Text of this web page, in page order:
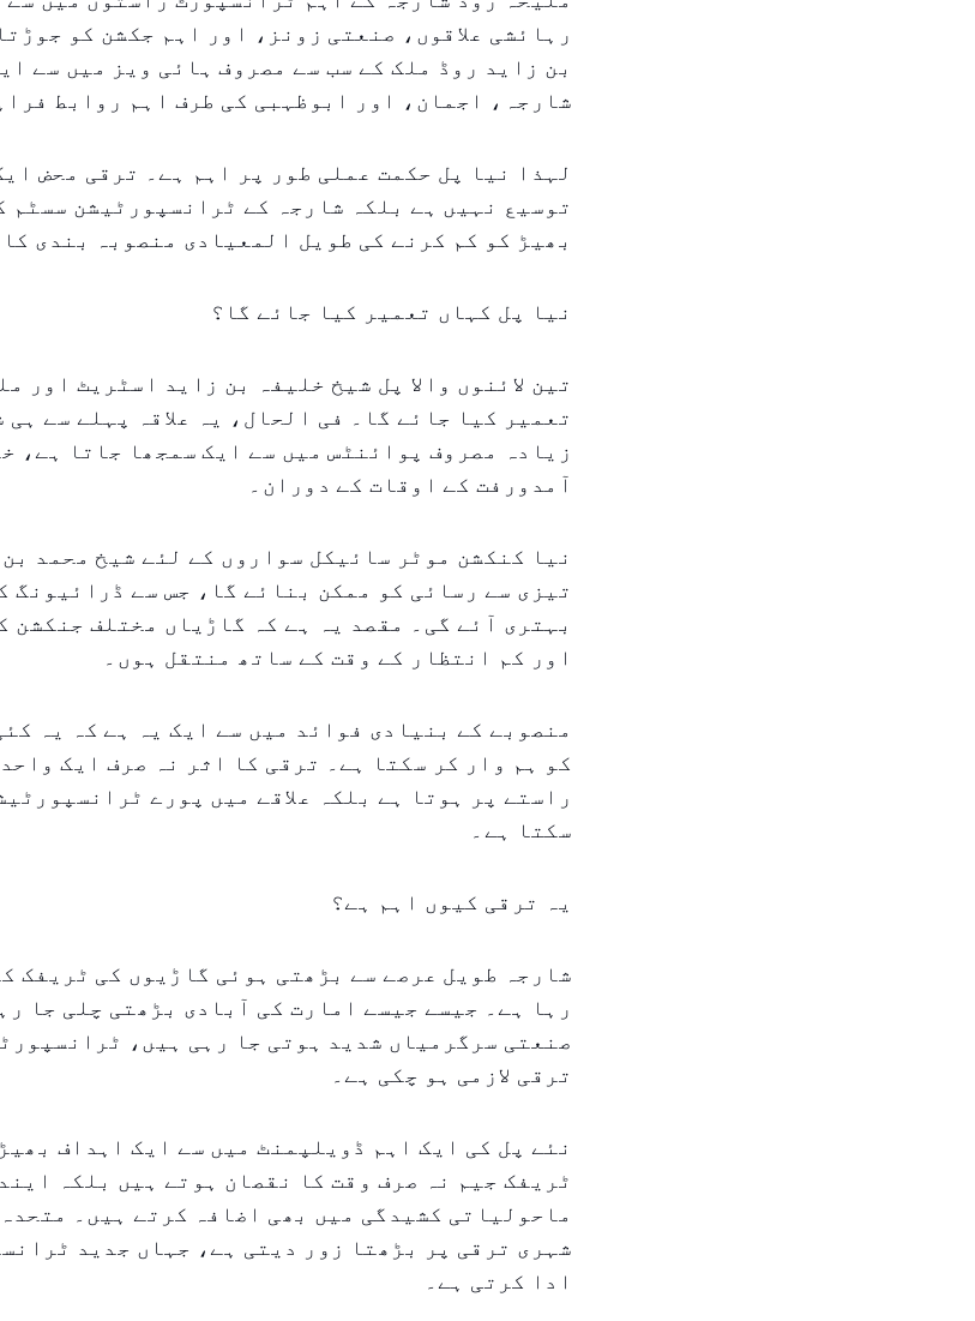
رہائشی علاقوں، صنعتی زونز، اور اہم جکشن کو
بن زاید روڈ ملک کے سب سے مصروف ہائی ویز میں سے
شارجہ، اجمان، اور ابوظہبی کی طرف اہم روابط
لہذا نیا پل حکمت عملی طور پر اہم ہے۔ ترقی محض
توسیع نہیں ہے بلکہ شارجہ کے ٹرانسپورٹیشن سسٹم
بھیڑ کو کم کرنے کی طویل المعیادی منصوبہ بندی کا
نیا پل کہاں تعمیر کیا جائے گا؟
تین لائنوں والا پل شیخ خلیفہ بن زاید اسٹریٹ اور
تعمیر کیا جائے گا۔ فی الحال، یہ علاقہ پہلے سے ہی
زیادہ مصروف پوائنٹس میں سے ایک سمجھا جاتا ہے،
آمدورفت کے اوقات کے دوران۔
نیا کنکشن موٹر سائیکل سواروں کے لئے شیخ محمد
تیزی سے رسائی کو ممکن بنائے گا، جس سے ڈرائیونگ
بہتری آئے گی۔ مقصد یہ ہے کہ گاڑیاں مختلف جنکشن
اور کم انتظار کے وقت کے ساتھ منتقل ہوں۔
منصوبے کے بنیادی فوائد میں سے ایک یہ ہے کہ یہ
کو ہم وار کر سکتا ہے۔ ترقی کا اثر نہ صرف ایک
راستے پر ہوتا ہے بلکہ علاقے میں پورے
سکتا ہے۔
یہ ترقی کیوں اہم ہے؟
شارجہ طویل عرصے سے بڑھتی ہوئی گاڑیوں کی ٹریفک
رہا ہے۔ جیسے جیسے امارت کی آبادی بڑھتی چلی جا
صنعتی سرگرمیاں شدید ہوتی جا رہی ہیں،
ترقی لازمی ہو چکی ہے۔
نئے پل کی ایک اہم ڈویلپمنٹ میں سے ایک اہداف
ٹریفک جیم نہ صرف وقت کا نقصان ہوتے ہیں بلکہ
ماحولیاتی کشیدگی میں بھی اضافہ کرتے ہیں۔
شہری ترقی پر بڑھتا زور دیتی ہے، جہاں جدید
ادا کرتی ہے۔